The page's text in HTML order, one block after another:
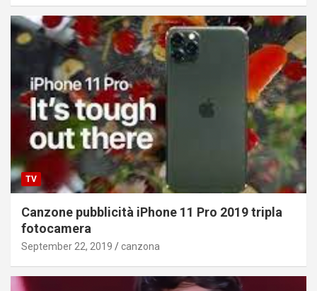
TV
Canzone pubblicità iPhone 11 Pro 2019 tripla
fotocamera
September 22, 2019 canzona